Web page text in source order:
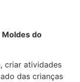
Moldes do
criar atividades
das crianças